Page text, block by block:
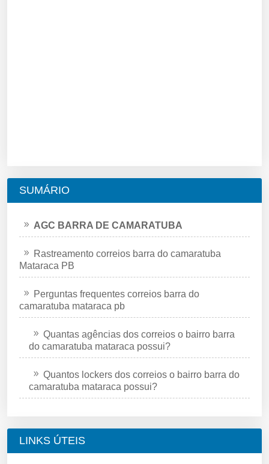
SUMÁRIO
AGC BARRA DE CAMARATUBA
Rastreamento correios barra do camaratuba
Mataraca PB
Perguntas frequentes correios barra do
camaratuba mataraca pb
Quantas agências dos correios o bairro barra
do camaratuba mataraca possui?
Quantos lockers dos correios o bairro barra do
camaratuba mataraca possui?
LINKS ÚTEIS